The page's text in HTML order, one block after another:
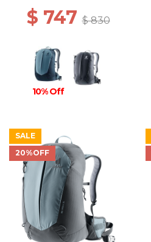
$ 747$ 830
10% Off
SALE
20%OFF